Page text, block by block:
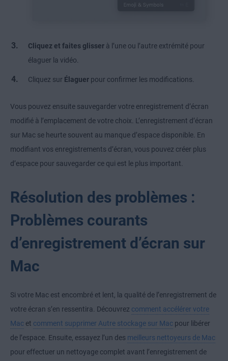
Cliquez et faites glisser à l’une ou l’autre extrémité pour
élaguer la vidéo.
Cliquez sur Élaguer pour confirmer les modifications.
Vous pouvez ensuite sauvegarder votre enregistrement d’écran
modifié à l’emplacement de votre choix. L’enregistrement d’écran
sur Mac se heurte souvent au manque d’espace disponible. En
modifiant vos enregistrements d’écran, vous pouvez créer plus
d’espace pour sauvegarder ce qui est le plus important.
Résolution des problèmes :
Problèmes courants
d’enregistrement d’écran sur
Mac
Si votre Mac est encombré et lent, la qualité de l’enregistrement de
votre écran s’en ressentira. Découvrez comment accélérer votre
Mac et comment supprimer Autre stockage sur Mac pour libérer
de l’espace. Ensuite, essayez l’un des meilleurs nettoyeurs de Mac
pour effectuer un nettoyage complet avant l’enregistrement de